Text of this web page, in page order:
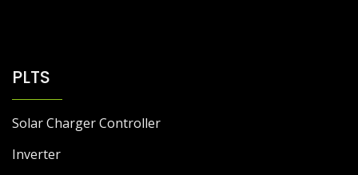
PLTS
Solar Charger Controller
Inverter